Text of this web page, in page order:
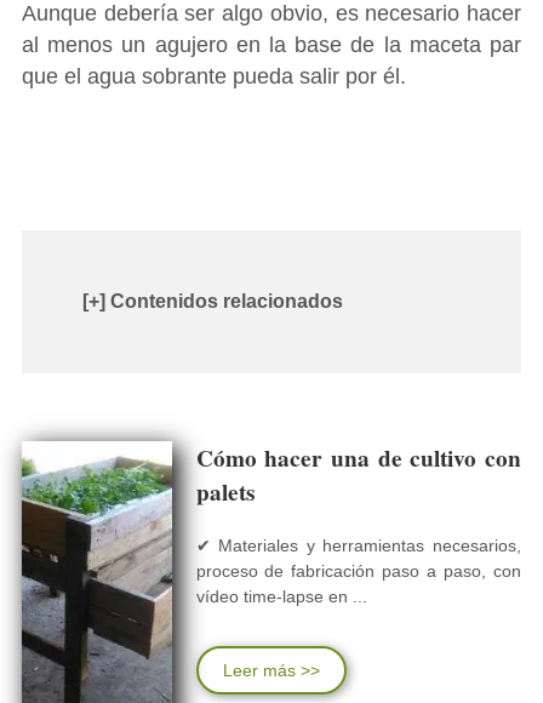
Aunque debería ser algo obvio, es necesario hacer
al menos un agujero en la base de la maceta par
que el agua sobrante pueda salir por él.
[+] Contenidos relacionados
Cómo hacer una de cultivo con
palets
✔ Materiales y herramientas necesarios,
proceso de fabricación paso a paso, con
vídeo time-lapse en ...
Leer más >>